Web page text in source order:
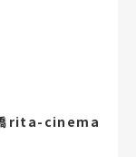
橋rita-cinema